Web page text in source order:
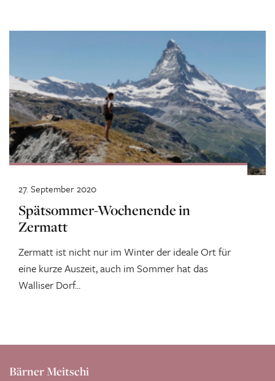
Spätsommer-Wochenende in
Zermatt
Zermatt ist nicht nur im Winter der ideale Ort für
eine kurze Auszeit, auch im Sommer hat das
Walliser Dorf...
27. September 2020
Bärner Meitschi